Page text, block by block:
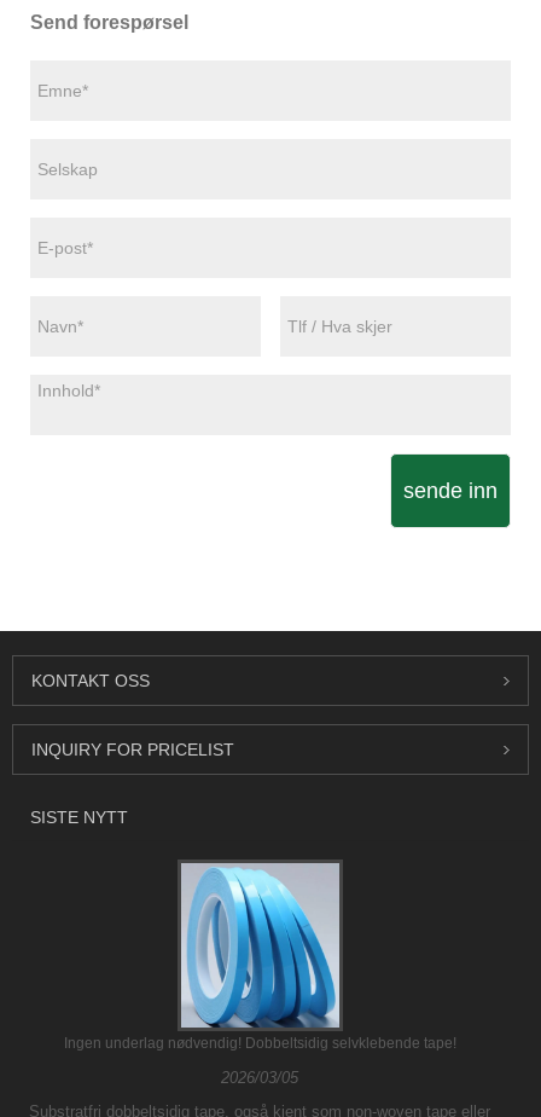
Send forespørsel
sende inn
KONTAKT OSS
INQUIRY FOR PRICELIST
SISTE NYTT
Ingen underlag nødvendig! Dobbeltsidig selvklebende tape!
2026/03/05
Substratfri dobbeltsidig tape, også kjent som non-woven tape eller